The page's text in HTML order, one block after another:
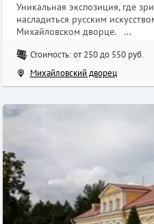
Уникальная экспозиция, где
насладиться русским
Михайловском дворце. ...
Стоимость: от 250 до 550 руб.
Михайловский дворец